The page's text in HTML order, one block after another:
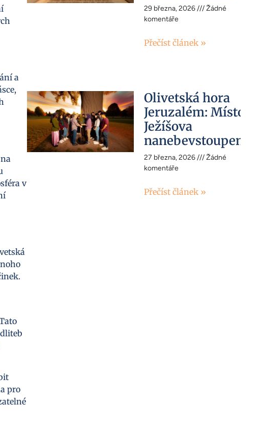
a
v
pro
29 března, 2026
Žádné
komentáře
Přečíst článek »
Olivetská hora
Jeruzalém: Místo
Ježíšova
nanebevstoupení
27 března, 2026
Žádné
komentáře
Přečíst článek »